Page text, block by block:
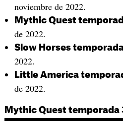
noviembre de 2022.
Mythic Quest
de 2022.
Slow Horses
2022.
Little America
de 2022.
Mythic Quest temporada